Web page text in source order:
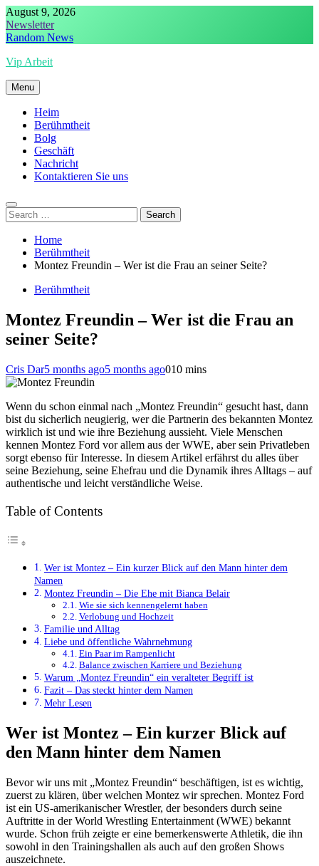
Skip
to
content
August 9, 2026
Newsletter
Random News
Vip Arbeit
Menu
Heim
Berühmtheit
Bolg
Geschäft
Nachricht
Kontaktieren Sie uns
Search
for:
Home
Berühmtheit
Montez Freundin – Wer ist die Frau an seiner Seite?
Berühmtheit
Montez Freundin – Wer ist die Frau an
seiner Seite?
Cris Dar5 months ago5 months ago010 mins
Wenn du schon einmal nach „Montez Freundin“ gesucht hast, dann
bist du sicherlich neugierig, wer die Partnerin des bekannten Montez
wirklich ist und wie ihre Beziehung aussieht. Viele Menschen
kennen Montez Ford vor allem aus der WWE, aber sein Privatleben
sorgt ebenso für Interesse. In diesem Artikel erfährst du alles über
seine Beziehung, seine Ehefrau und die Dynamik ihres Alltags – auf
authentische und leicht verständliche Weise.
Table of Contents
Wer ist Montez – Ein kurzer Blick auf den Mann hinter dem
Namen
Montez Freundin – Die Ehe mit Bianca Belair
Wie sie sich kennengelernt haben
Verlobung und Hochzeit
Familie und Alltag
Liebe und öffentliche Wahrnehmung
Ein Paar im Rampenlicht
Balance zwischen Karriere und Beziehung
Warum „Montez Freundin“ ein veralteter Begriff ist
Fazit – Das steckt hinter dem Namen
Mehr Lesen
Wer ist Montez – Ein kurzer Blick auf
den Mann hinter dem Namen
Bevor wir uns mit „Montez Freundin“ beschäftigen, ist es wichtig,
zuerst zu klären, über welchen Montez wir sprechen. Montez Ford
ist ein US-amerikanischer Wrestler, der besonders durch seine
Auftritte in der World Wrestling Entertainment (WWE) bekannt
wurde. Schon früh zeigte er eine bemerkenswerte Athletik, die ihn
sowohl in den Trainingshallen als auch auf den großen Shows
auszeichnete.